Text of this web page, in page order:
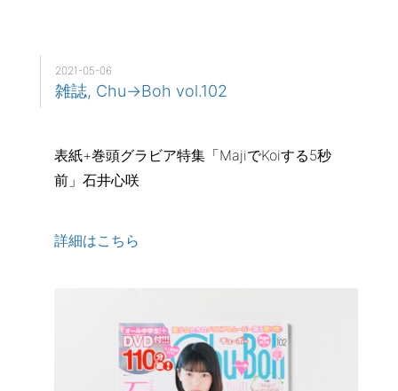
2021-05-06
雑誌, Chu→Boh vol.102
表紙+巻頭グラビア特集「MajiでKoiする5秒
前」石井心咲
詳細はこちら